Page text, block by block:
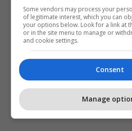
Some vendors may process your
of legitimate interest, which you can
your options below. Look for a link at
or in the site menu to manage or
and cookie settings.
Consent
Manage